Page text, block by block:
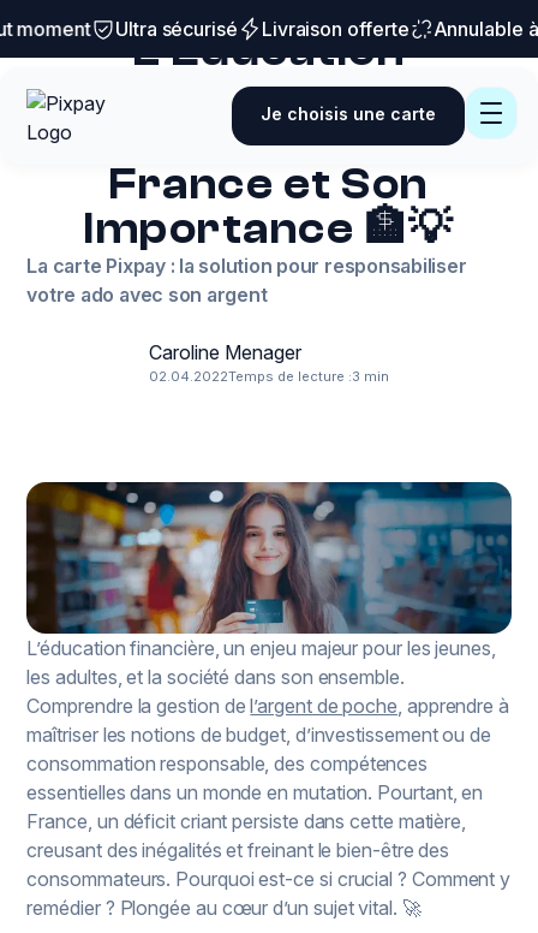
Ultra sécurisé Livraison offerte Annulable à
Je choisis une carte
Budget & ado
L'Éducation
Financière :
Définition, Déficit en
France et Son
Importance 🏦💡
La carte Pixpay : la solution pour responsabiliser
votre ado avec son argent
Caroline Menager
02.04.2022Temps de lecture :3 min
L’éducation financière, un enjeu majeur pour les jeunes,
les adultes, et la société dans son ensemble.
Comprendre la gestion del’argent de poche, apprendre à
maîtriser les notions de budget, d’investissement ou de
consommation responsable, des compétences
essentielles dans un monde en mutation. Pourtant, en
France, un déficit criant persiste dans cette matière,
creusant des inégalités et freinant le bien-être des
consommateurs. Pourquoi est-ce si crucial ? Comment y
remédier ? Plongée au cœur d’un sujet vital. 🚀